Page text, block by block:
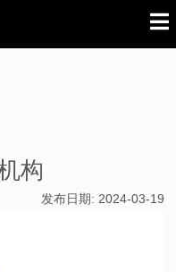
构
发布日期: 2024-03-19